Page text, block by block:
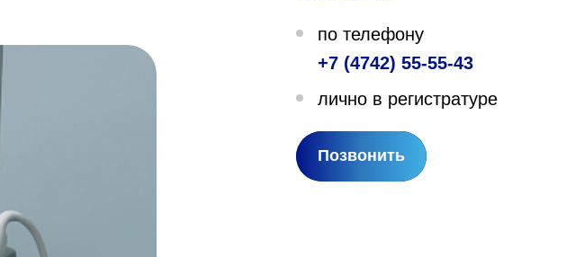
Санаторий-профилакторий «Парус»
Адрес
399000, г. Липецк, Плехановское лесничество,
08:00–15:45
перерыв 12:00–12:30
Администратор
по телефону
+7 (4742) 55-55-43
лично в регистратуре
Позвонить